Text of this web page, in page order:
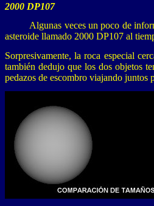
2000 DP107
Algunas veces un poco de
asteroide llamado 2000 DP107 al
Sorpresivamente, la roca especial
también dedujo que los dos objetos
pedazos de escombro viajando juntos